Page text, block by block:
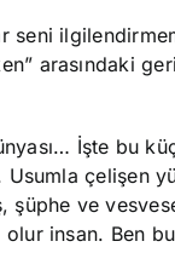
seni
arasındaki
İşte bu
çelişen
şüphe ve
insan. Ben